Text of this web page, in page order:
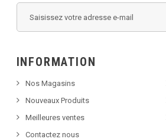
INFORMATION
Nos Magasins
Nouveaux Produits
Meilleures ventes
Contactez nous